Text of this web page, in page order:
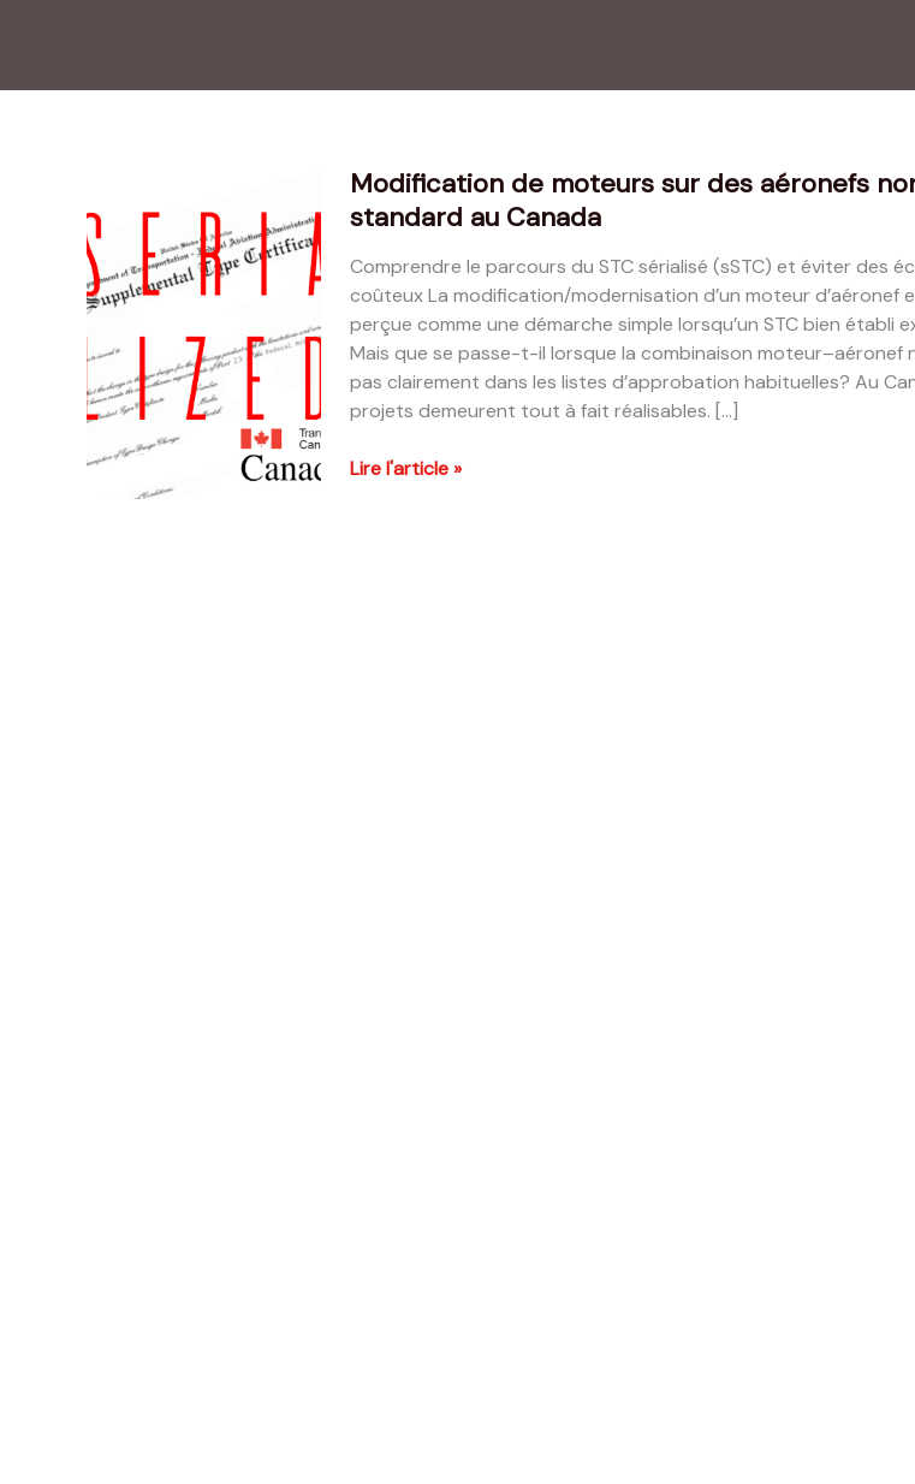
Modification de moteurs sur des aéronefs
standard au Canada
Comprendre le parcours du STC sérialisé (sSTC) et éviter des
coûteux La modification/modernisation d’un moteur d’aéronef
perçue comme une démarche simple lorsqu’un STC bien établi
Mais que se passe-t-il lorsque la combinaison moteur–aéronef
pas clairement dans les listes d’approbation habituelles? Au
projets demeurent tout à fait réalisables. […]
Modification
Lire l'article »